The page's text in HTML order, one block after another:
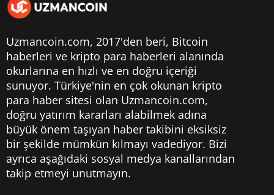
Uzmancoin.com, 2017'den beri, Bitcoin
haberleri ve kripto para haberleri alanında
okurlarına en hızlı ve en doğru içeriği
sunuyor. Türkiye'nin en çok okunan kripto
para haber sitesi olan Uzmancoin.com,
doğru yatırım kararları alabilmek adına
büyük önem taşıyan haber takibini eksiksiz
bir şekilde mümkün kılmayı vadediyor. Bizi
ayrıca aşağıdaki sosyal medya kanallarından
takip etmeyi unutmayın.